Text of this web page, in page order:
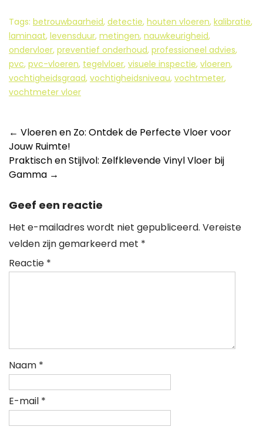
Tags: betrouwbaarheid, detectie, houten vloeren, kalibratie,
laminaat, levensduur, metingen, nauwkeurigheid,
ondervloer, preventief onderhoud, professioneel advies,
pvc, pvc-vloeren, tegelvloer, visuele inspectie, vloeren,
vochtigheidsgraad, vochtigheidsniveau, vochtmeter,
vochtmeter vloer
Berichtnavigatie
← Vloeren en Zo: Ontdek de Perfecte Vloer voor
Jouw Ruimte!
Praktisch en Stijlvol: Zelfklevende Vinyl Vloer bij
Gamma →
Geef een reactie
Het e-mailadres wordt niet gepubliceerd. Vereiste
velden zijn gemarkeerd met *
Reactie *
Naam *
E-mail *